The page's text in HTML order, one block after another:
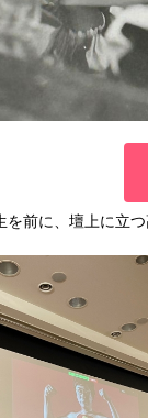
前に、壇上に立